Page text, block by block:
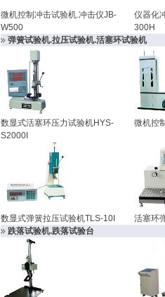
微机控制冲击试验机.冲击仪JB-
W500
仪器化
300H
弹簧试验机.拉压试验机.活塞环试验机
数显式活塞环压力试验机HYS-
S2000I
微机控
数显式弹簧拉压试验机TLS-10I
活塞环
跌落试验机.跌落试验台